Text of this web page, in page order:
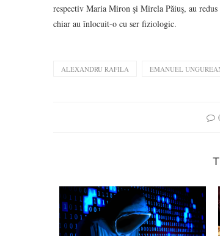
respectiv Maria Miron şi Mirela Păiuş, au
chiar au înlocuit-o cu ser fiziologic.
ALEXANDRU RAFILA EMANUEL